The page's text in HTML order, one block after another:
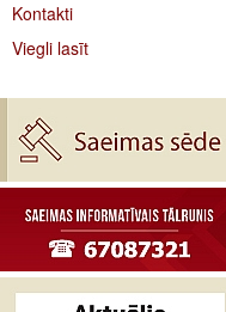
Kontakti
Viegli lasīt